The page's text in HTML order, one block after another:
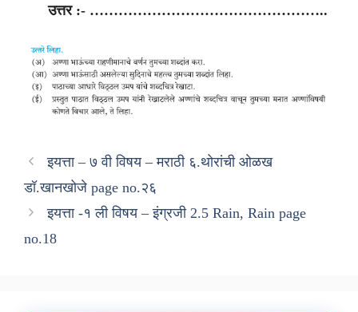
उत्तर :- …………………………………………..
इयत्ता – ७ वी विषय – मराठी ६.थोरांची ओळख
डॉ.खानखोजे page no.२६
इयत्ता -१ ली विषय – इंग्रजी 2.5 Rain, Rain page
no.18